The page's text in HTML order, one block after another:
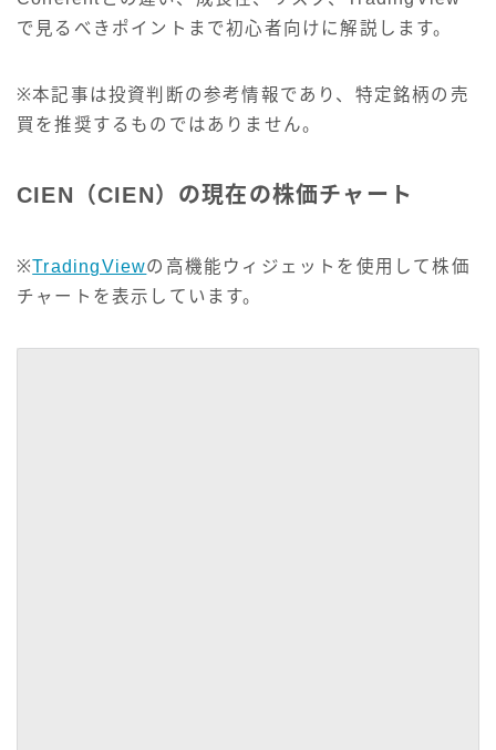
で見るべきポイントまで初心者向けに解説します。
※本記事は投資判断の参考情報であり、特定銘柄の売
買を推奨するものではありません。
CIEN（CIEN）の現在の株価チャート
※TradingViewの高機能ウィジェットを使用して株価
チャートを表示しています。